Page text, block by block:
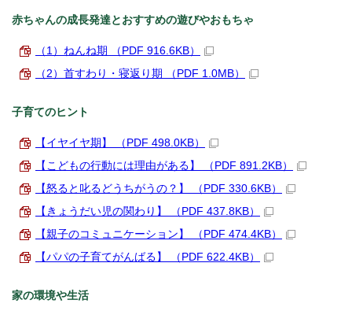
赤ちゃんの成長発達とおすすめの遊びやおもちゃ
（1）ねんね期 （PDF 916.6KB）
（2）首すわり・寝返り期 （PDF 1.0MB）
子育てのヒント
【イヤイヤ期】 （PDF 498.0KB）
【こどもの行動には理由がある】 （PDF 891.2KB）
【怒ると叱るどうちがうの？】 （PDF 330.6KB）
【きょうだい児の関わり】 （PDF 437.8KB）
【親子のコミュニケーション】 （PDF 474.4KB）
【パパの子育てがんばる】 （PDF 622.4KB）
家の環境や生活